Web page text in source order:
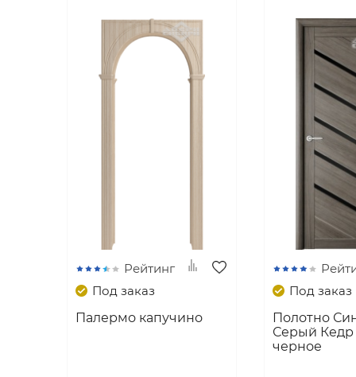
Рейтинг
Под заказ
Палермо капучино
Под заказ
Полотно
Серый Кедр
черное